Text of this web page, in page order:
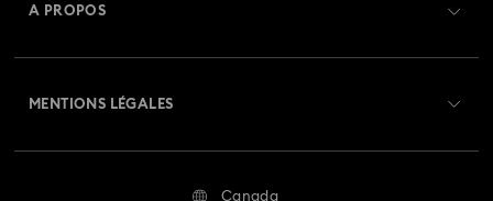
Retours et échanges
Statut de réparation
A PROPOS
MENTIONS LÉGALES
Canada